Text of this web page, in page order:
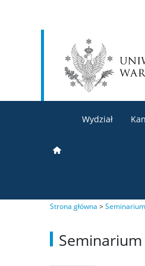
Wydział
Strona główna >
Seminarium